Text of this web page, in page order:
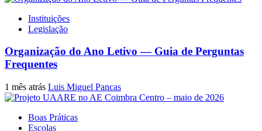
Instituições
Legislação
Organização do Ano Letivo — Guia de Perguntas
Frequentes
1 mês atrás Luis Miguel Pancas
Boas Práticas
Escolas